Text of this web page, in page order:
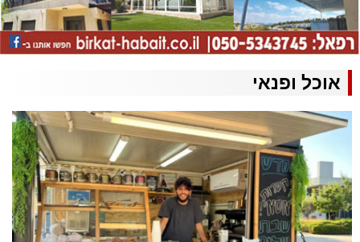
אוכל ופנאי